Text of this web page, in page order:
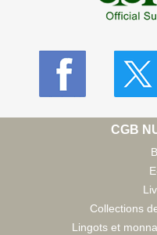
CGB
Collections
Lingots et